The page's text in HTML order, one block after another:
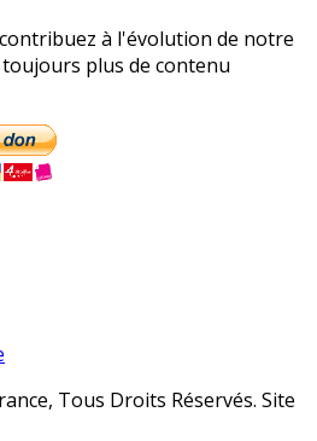
à l'évolution de notre
plus de contenu
Tous Droits Réservés. Site